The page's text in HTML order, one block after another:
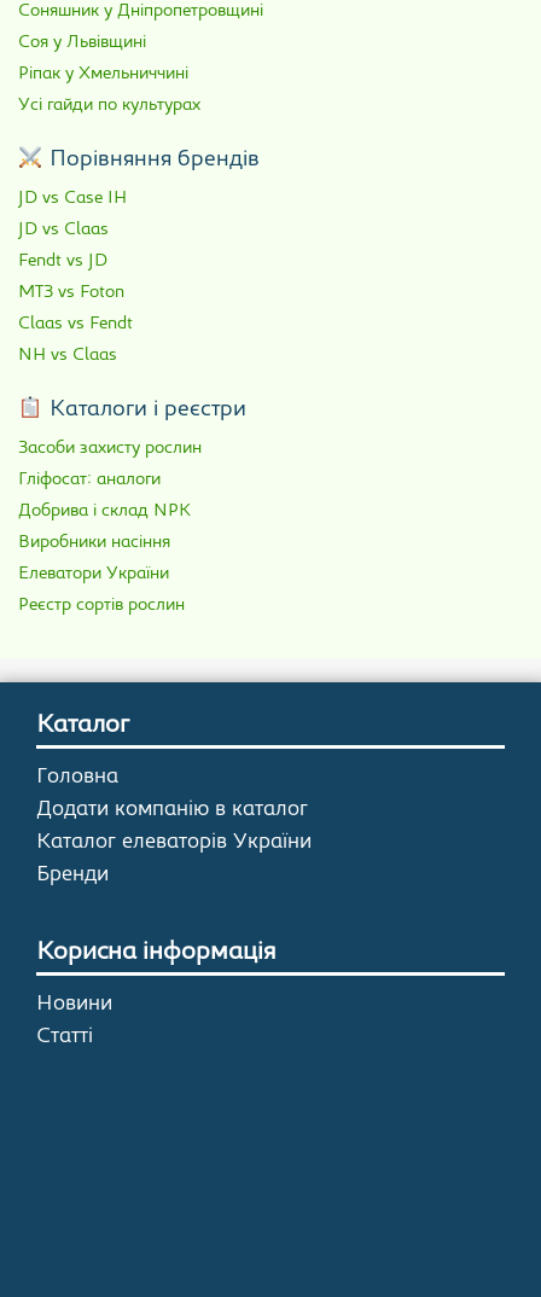
Соняшник у Дніпропетровщині
Соя у Львівщині
Ріпак у Хмельниччині
Усі гайди по культурах
Порівняння брендів
JD vs Case IH
JD vs Claas
Fendt vs JD
МТЗ vs Foton
Claas vs Fendt
NH vs Claas
Каталоги і реєстри
Засоби захисту рослин
Гліфосат: аналоги
Добрива і склад NPK
Виробники насіння
Елеватори України
Реєстр сортів рослин
Каталог
Головна
Додати компанію в каталог
Каталог елеваторів України
Бренди
Корисна інформація
Новини
Статті